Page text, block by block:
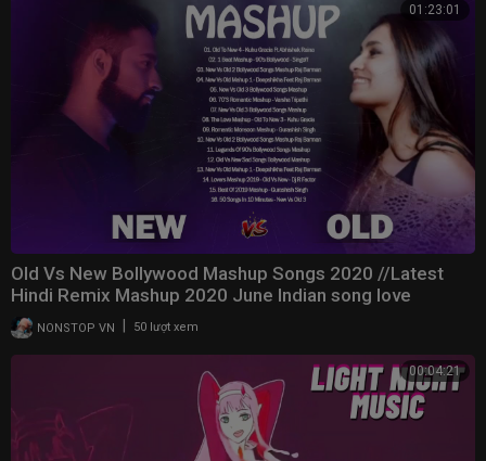
01:23:01
Old Vs New Bollywood Mashup Songs 2020 //Latest
Hindi Remix Mashup 2020 June Indian song love
mashup
NONSTOP VN 50 lượt xem
00:04:21